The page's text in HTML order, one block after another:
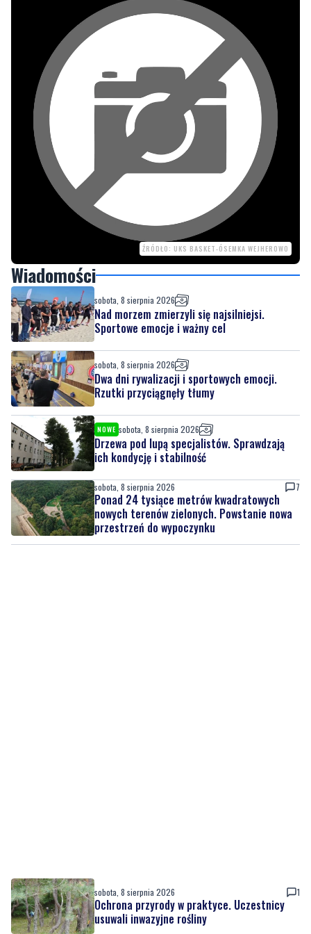
ŹRÓDŁO: UKS BASKET-ÓSEMKA WEJHEROWO
Wiadomości
sobota, 8 sierpnia 2026
Nad morzem zmierzyli się najsilniejsi.
Sportowe emocje i ważny cel
sobota, 8 sierpnia 2026
Dwa dni rywalizacji i sportowych emocji.
Rzutki przyciągnęły tłumy
NOWE sobota, 8 sierpnia 2026
Drzewa pod lupą specjalistów. Sprawdzają
ich kondycję i stabilność
sobota, 8 sierpnia 2026 7
Ponad 24 tysiące metrów kwadratowych
nowych terenów zielonych. Powstanie nowa
przestrzeń do wypoczynku
sobota, 8 sierpnia 2026 1
Ochrona przyrody w praktyce. Uczestnicy
usuwali inwazyjne rośliny